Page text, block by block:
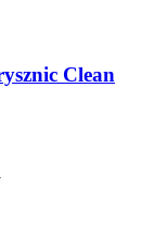
Clean